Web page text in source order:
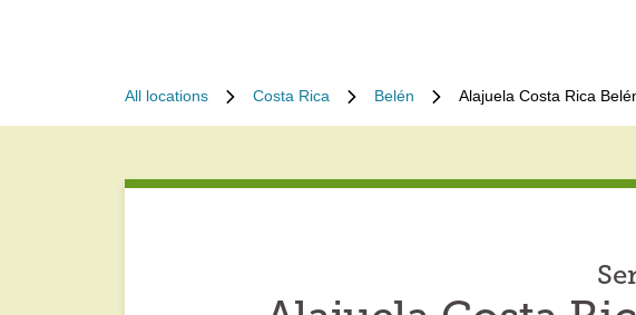
All locations Costa Rica Belén Alajuela Costa Rica